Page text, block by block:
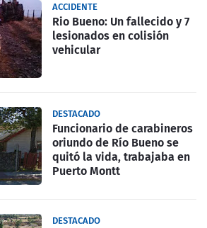
ACCIDENTE
Rio Bueno: Un fallecido y 7
lesionados en colisión
vehicular
DESTACADO
Funcionario de carabineros
oriundo de Río Bueno se
quitó la vida, trabajaba en
Puerto Montt
DESTACADO